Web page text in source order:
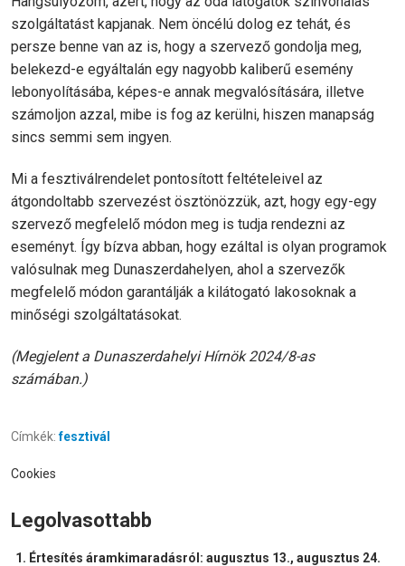
szolgáltatást kapjanak. Nem öncélú dolog ez tehát, és
persze benne van az is, hogy a szervező gondolja meg,
belekezd-e egyáltalán egy nagyobb kaliberű esemény
lebonyolításába, képes-e annak megvalósítására, illetve
számoljon azzal, mibe is fog az kerülni, hiszen manapság
sincs semmi sem ingyen.
Mi a fesztiválrendelet pontosított feltételeivel az
átgondoltabb szervezést ösztönözzük, azt, hogy egy-egy
szervező megfelelő módon meg is tudja rendezni az
eseményt. Így bízva abban, hogy ezáltal is olyan programok
valósulnak meg Dunaszerdahelyen, ahol a szervezők
megfelelő módon garantálják a kilátogató lakosoknak a
minőségi szolgáltatásokat.
(Megjelent a Dunaszerdahelyi Hírnök 2024/8-as
számában.)
Címkék:fesztivál
Cookies
Legolvasottabb
Értesítés áramkimaradásról: augusztus 13., augusztus 24.